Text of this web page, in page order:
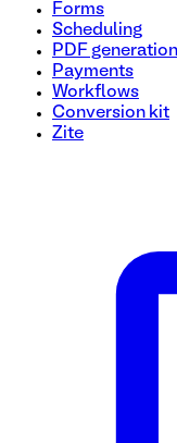
Créez un
des informations
Forms
Scheduling
PDF generation
Payments
Workflows
Conversion kit
Zite